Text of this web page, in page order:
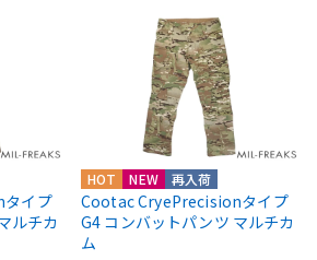
イプ
ルチカ
HOT NEW 再入荷
Cootac CryePrecisionタイプ
G4 コンバットパンツ マルチカ
ム